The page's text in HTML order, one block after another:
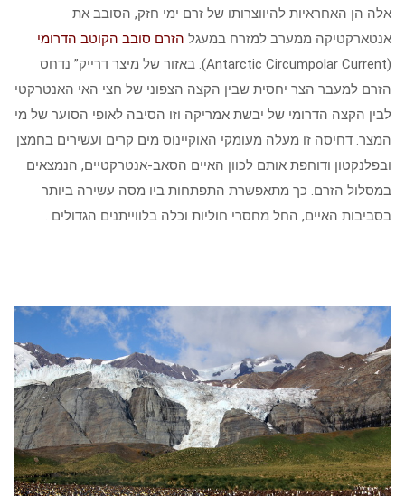
אלה הן האחראיות להיווצרותו של זרם ימי חזק, הסובב את
אנטארקטיקה ממערב למזרח במעגל הזרם סובב הקוטב הדרומי
(Antarctic Circumpolar Current). באזור של מיצר דרייק” נדחס
הזרם למעבר הצר יחסית שבין הקצה הצפוני של חצי האי האנטרקטי
לבין הקצה הדרומי של יבשת אמריקה וזו הסיבה לאופי הסוער של מי
המצר. דחיסה זו מעלה מעומקי האוקיינוס מים קרים ועשירים בחמצן
ובפלנקטון ודוחפת אותם לכוון האיים הסאב-אנטרקטיים, הנמצאים
במסלול הזרם. כך מתאפשרת התפתחות ביו מסה עשירה ביותר
בסביבות האיים, החל מחסרי חוליות וכלה בלווייתנים הגדולים .